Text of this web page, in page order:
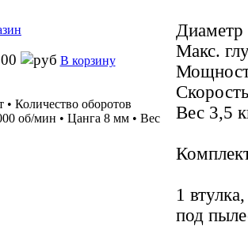
В корзину
Количество оборотов
об/мин • Цанга 8 мм • Вес
Макс.
Вес 3,5
1
под